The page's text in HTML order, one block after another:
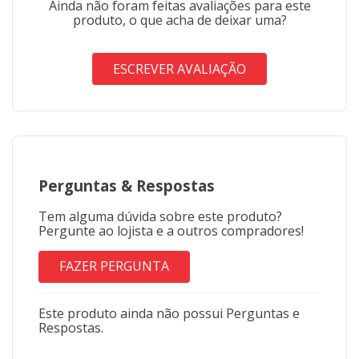
Nível intermediário em crochê
Fãs da Hello Kitty e personagens Sanrio
*Imagens meramente ilustrativas.
Ainda não foram feitas avaliações para este
produto, o que acha de deixar uma?
ESCREVER AVALIAÇÃO
Perguntas & Respostas
Tem alguma dúvida sobre este produto?
Pergunte ao lojista e a outros compradores!
FAZER PERGUNTA
Este produto ainda não possui Perguntas e
Respostas.